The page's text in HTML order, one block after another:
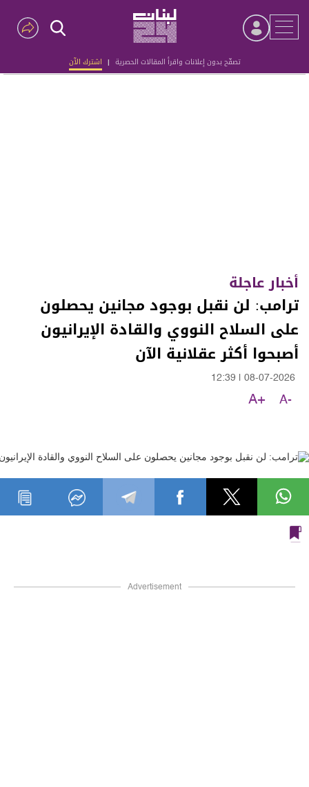
تصفّح بدون إعلانات واقرأ المقالات الحصرية | اشترك الآن
Advertisement
أخبار عاجلة
ترامب: لن نقبل بوجود مجانين يحصلون
على السلاح النووي والقادة الإيرانيون
أصبحوا أكثر عقلانية الآن
08-07-2026
12:39
A-
A+
Advertisement